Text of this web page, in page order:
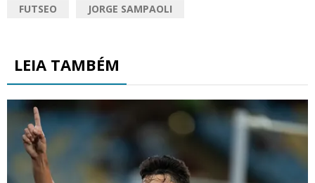
FUTSEO
JORGE SAMPAOLI
LEIA TAMBÉM